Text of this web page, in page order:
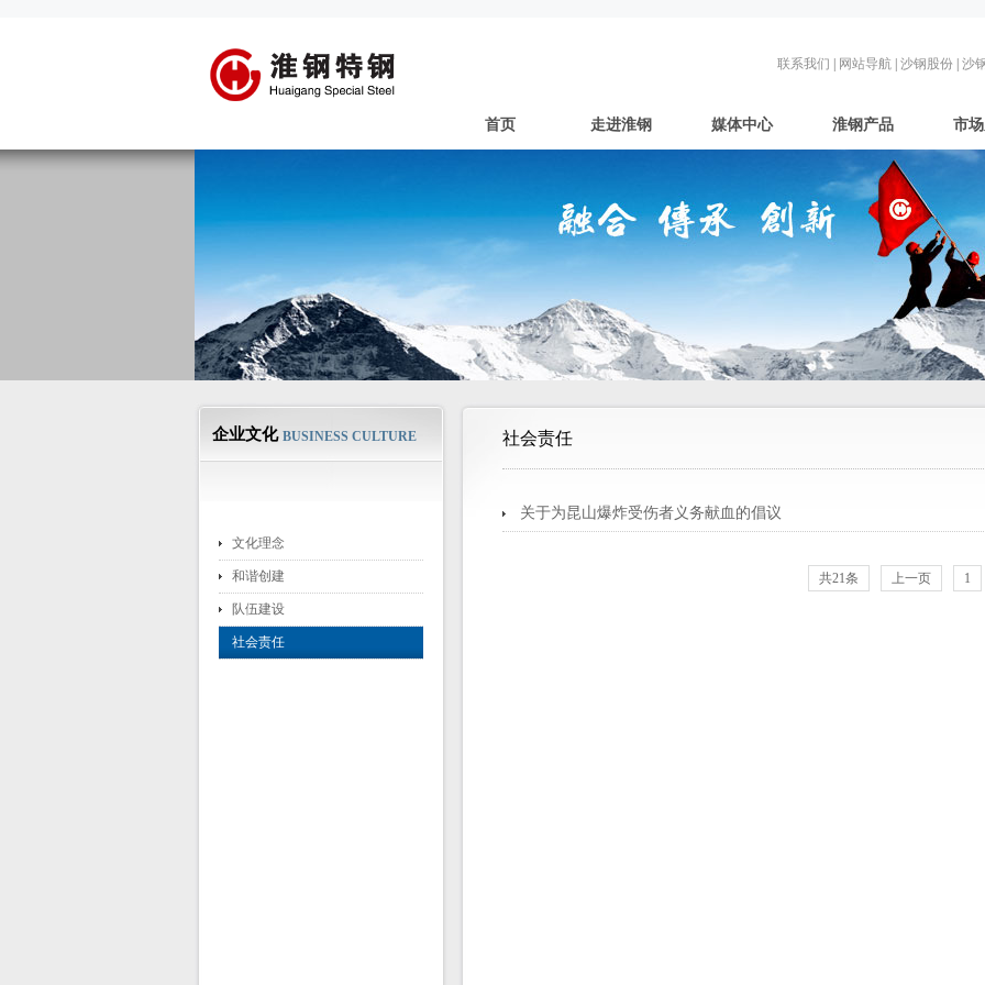
联系我们 网站导航 沙钢股份 沙
首页 走进淮钢 媒体中心 淮钢产品 市
企业文化 BUSINESS CULTURE
文化理念
和谐创建
队伍建设
社会责任
社会责任
关于为昆山爆炸受伤者义务献血的倡议
共21条 上一页 1